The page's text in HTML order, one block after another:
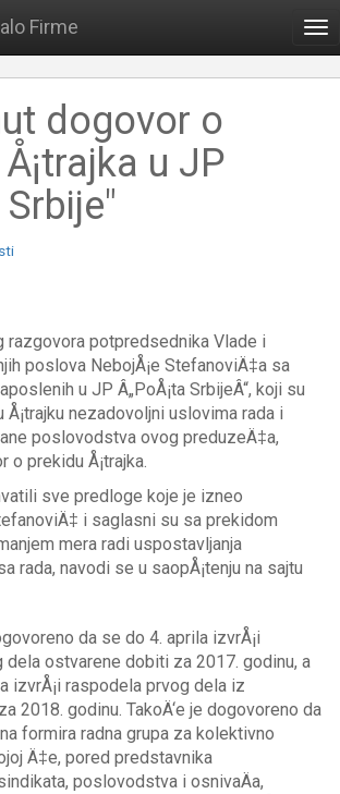
Firme
dogovor o
u JP
Srbije"
razgovora potpredsednika Vlade i
poslova NebojÅ¡e StefanoviÄ‡a sa
u JP Â„PoÅ¡ta SrbijeÂ“, koji su
Å¡trajku nezadovoljni uslovima rada i
poslovodstva ovog preduzeÄ‡a,
o prekidu Å¡trajka.
sve predloge koje je izneo
i saglasni su sa prekidom
mera radi uspostavljanja
rada, navodi se u saopÅ¡tenju na sajtu
da se do 4. aprila izvrÅ¡i
dela ostvarene dobiti za 2017. godinu, a
izvrÅ¡i raspodela prvog dela iz
2018. godinu. TakoÄ‘e je dogovoreno da
formira radna grupa za kolektivno
Ä‡e, pored predstavnika
poslovodstva i osnivaÄa,